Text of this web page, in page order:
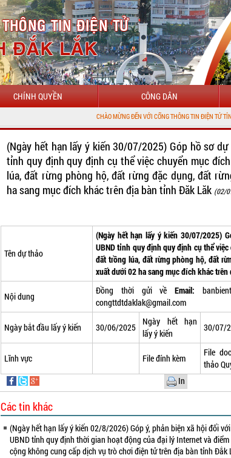
CHÍNH QUYỀN CÔNG DÂN
CHÀO MỪNG ĐẾN VỚI CỔNG THÔNG TIN ĐIỆN TỬ TỈNH ĐẮK LẮK
(Ngày hết hạn lấy ý kiến 30/07/2025) Góp hồ sơ dự
tỉnh quy định quy định cụ thể việc chuyển mục
lúa, đất rừng phòng hộ, đất rừng đặc dụng, đất
ha sang mục đích khác trên địa bàn tỉnh Đăk Lăk (02/
Tên dự thảo
(Ngày hết hạn lấy ý kiến 30/07/2025)
UBND tỉnh quy định quy định cụ thể
đất trồng lúa, đất rừng phòng hộ, đất
xuất dưới 02 ha sang mục đích khác
Nội dung
Đồng thời gửi về Email:
congttdtdaklak@gmail.com
Ngày bắt đầu lấy ý kiến 30/06/2025
Ngày hết hạn
lấy ý kiến
30/07/
Lĩnh vực File đính kèm
File
thảo
In
Các tin khác
(Ngày hết hạn lấy ý kiến 02/8/2026) Góp ý, phản biện xã hội đối
UBND tỉnh quy định thời gian hoạt động của đại lý Internet và
cộng không cung cấp dịch vụ trò chơi điện tử trên địa bàn tỉnh Đắk